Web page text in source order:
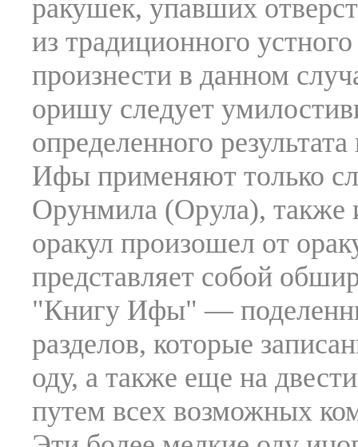
ракушек, упавших
из традиционного
произнести в данном
оришу следует
определенного
Ифы применяют только
Орунмила (Орула), также
оракул произошел от
представляет собой
"Книгу Ифы" —
разделов, которые
оду, а также еще на
путем всех возможных